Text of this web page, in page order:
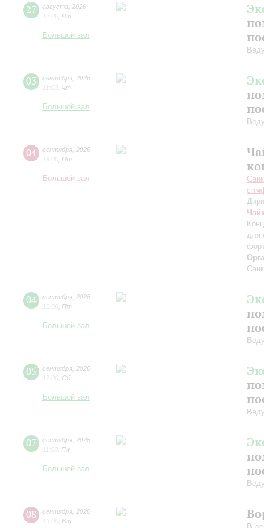
27 августа
2026
12:00 Чт
Большой зал
03 сентября 2026
11:00 Чт
Большой зал
04 сентября 2026
19:00 Пт
Большой зал
для
04 сентября 2026
12:00 Пт
Большой зал
05 сентября 2026
12:00 Сб
Большой зал
07 сентября 2026
11:00 Пн
Большой зал
08 сентября 2026
19:00 Вт